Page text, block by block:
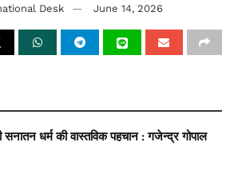
Desk June 14, 2026
धर्म की वास्तविक पहचान : गजेन्द्र गोपाल